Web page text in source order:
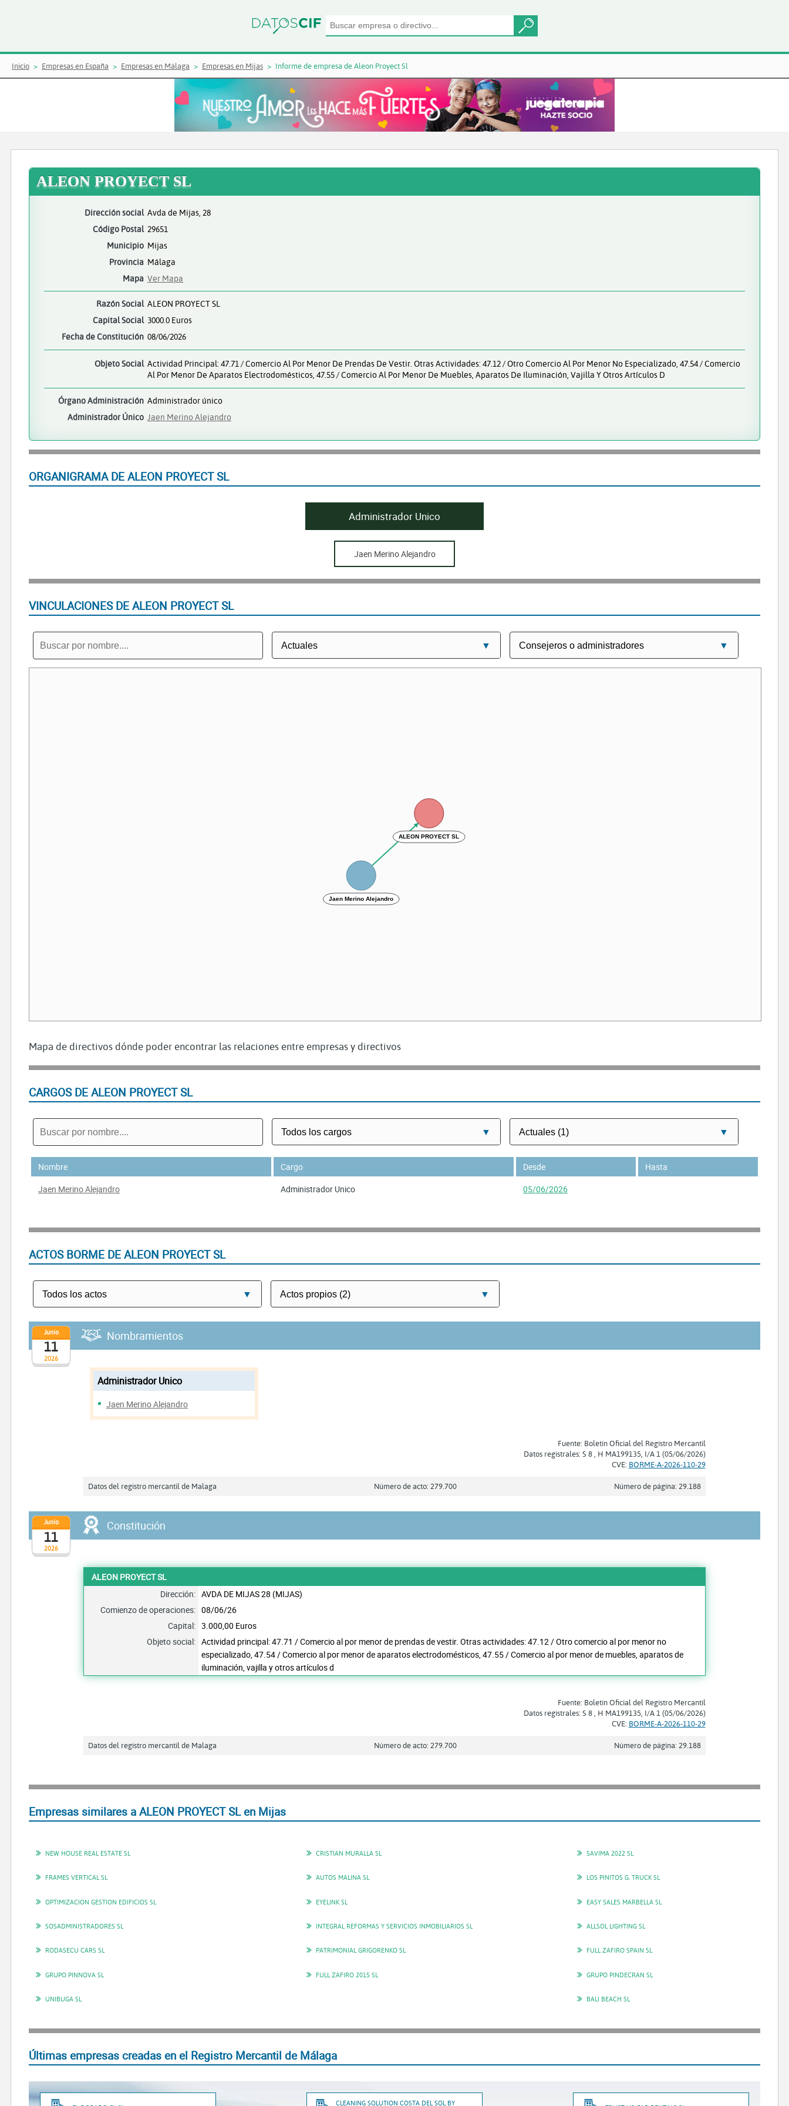
Inicio Empresas en España Empresas en Málaga Empresas en Mijas Informe de empresa de Aleon Proyect Sl
ALEON PROYECT SL
Dirección social Avda de Mijas, 28
Código Postal 29651
Municipio Mijas
Provincia Málaga
Mapa Ver Mapa
Razón Social ALEON PROYECT SL
Capital Social 3000.0 Euros
Fecha de Constitución 08/06/2026
Objeto Social Actividad Principal: 47.71 / Comercio Al Por Menor De Prendas De Vestir. Otras Actividades: 47.12 / Otro Comercio Al Por Menor No Especializado, 47.54 / Comercio
Al Por Menor De Aparatos Electrodomésticos, 47.55 / Comercio Al Por Menor De Muebles, Aparatos De Iluminación, Vajilla Y Otros Artículos D
Órgano Administración Administrador único
Administrador Único Jaen Merino Alejandro
ORGANIGRAMA DE ALEON PROYECT SL
Administrador Unico
Jaen Merino Alejandro
VINCULACIONES DE ALEON PROYECT SL
ALEON PROYECT SL
Jaen Merino Alejandro
Mapa de directivos dónde poder encontrar las relaciones entre empresas y directivos
CARGOS DE ALEON PROYECT SL
Nombre Cargo Desde
Hasta
Jaen Merino Alejandro
Administrador Unico 05/06/2026
ACTOS BORME DE ALEON PROYECT SL
2026
Junio
11
Nombramientos
Administrador Unico
Jaen Merino Alejandro
Fuente: Boletín Oficial del Registro Mercantil
Datos registrales: S 8 , H MA199135, I/A 1 (05/06/2026)
CVE: BORME-A-2026-110-29
Datos del registro mercantil de Malaga Número de acto: 279.700 Número de página: 29.188
2026
Junio
11
Constitución
ALEON PROYECT SL
Dirección: AVDA DE MIJAS 28 (MIJAS)
Comienzo de operaciones: 08/06/26
Capital: 3.000,00 Euros
Objeto social: Actividad principal: 47.71 / Comercio al por menor de prendas de vestir. Otras actividades: 47.12 / Otro comercio al por menor no
especializado, 47.54 / Comercio al por menor de aparatos electrodomésticos, 47.55 / Comercio al por menor de muebles, aparatos de
iluminación, vajilla y otros artículos d
Fuente: Boletín Oficial del Registro Mercantil
Datos registrales: S 8 , H MA199135, I/A 1 (05/06/2026)
CVE: BORME-A-2026-110-29
Datos del registro mercantil de Malaga Número de acto: 279.700 Número de página: 29.188
Empresas similares a ALEON PROYECT SL en Mijas
NEW HOUSE REAL ESTATE SL CRISTIAN MURALLA SL SAVIMA 2022 SL
FRAMES VERTICAL SL AUTOS MALINA SL LOS PINITOS G. TRUCK SL
OPTIMIZACION GESTION EDIFICIOS SL EYELINK SL EASY SALES MARBELLA SL
SOSADMINISTRADORES SL INTEGRAL REFORMAS Y SERVICIOS INMOBILIARIOS SL ALLSOL LIGHTING SL
RODASECU CARS SL PATRIMONIAL GRIGORENKO SL FULL ZAFIRO SPAIN SL
GRUPO PINNOVA SL FULL ZAFIRO 2015 SL GRUPO PINDECRAN SL
UNIBUGA SL BALI BEACH SL
Últimas empresas creadas en el Registro Mercantil de Málaga
CLEANING SOLUTION COSTA DEL SOL BY